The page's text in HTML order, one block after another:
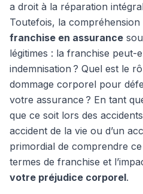
a droit à la réparation
Toutefois, la compréhension
franchise en assurance
légitimes : la franchise peut-
indemnisation ? Quel est le
dommage corporel pour
votre assurance ? En tant
que ce soit lors des
accident de la vie ou d’un
primordial de comprendre
termes de franchise et
votre préjudice corporel.